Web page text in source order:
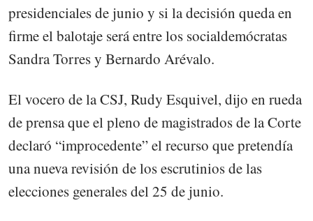
presidenciales de junio y si la decisión queda en
firme el balotaje será entre los socialdemócratas
Sandra Torres y Bernardo Arévalo.
El vocero de la CSJ, Rudy Esquivel, dijo en rueda
de prensa que el pleno de magistrados de la Corte
declaró “improcedente” el recurso que pretendía
una nueva revisión de los escrutinios de las
elecciones generales del 25 de junio.